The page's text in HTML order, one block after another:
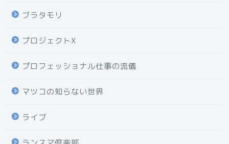
ブラタモリ
プロジェクトX
プロフェッショナル仕事の流儀
マツコの知らない世界
ライブ